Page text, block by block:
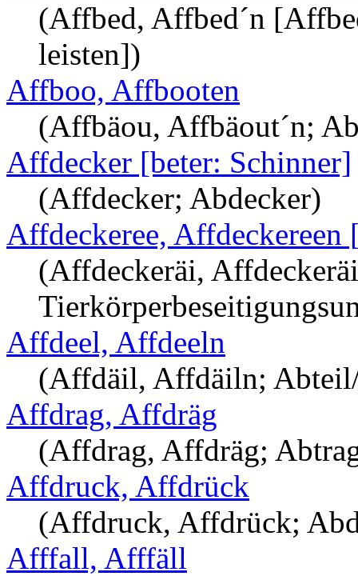
(Affbed, Affbed´n
leisten])
Affboo, Affbooten
(Affbäou, Affbäout´n;
Affdecker [beter: Schinner]
(Affdecker; Abdecker)
Affdeckeree, Affdeckereen
(Affdeckeräi,
Affdeel, Affdeeln
(Affdäil, Affdäiln;
Affdrag, Affdräg
(Affdrag, Affdräg;
Affdruck, Affdrück
(Affdruck, Affdrück;
Afffall, Afffäll